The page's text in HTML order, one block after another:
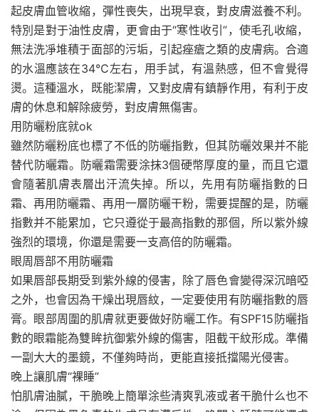
起皮膚血管收縮，彈性喪失，出現早衰，對皮膚滋養不利。
特別是對于油性皮膚，更會由于“寒性收引”，使毛孔收縮，
無法洗凈堆積于面部的污垢，引起痤瘡之類的皮膚病。合適
的水溫應該在34℃左右，用手試，有溫熱感，但不會覺得
燙。這種溫水，既能潔膚，又對皮膚有鎮靜作用，有利于皮
膚的休息和解除疲勞，對皮膚無傷害。
用防曬粉底就ok
雖然防曬粉底也標了不低的防曬指數，但其防曬效果并不能
替代防曬霜。防曬霜需要涂抹3個硬幣厚度的量，而且它還
會隨著肌膚表層出汗流失掉。所以，先用有防曬指數的日
霜、再用防曬霜、再用一層防曬干粉，需要提醒的是，防曬
指數并不能累加，它只遵從于最高指數的那個，所以紫外線
強烈的環境，你還是需要一支高倍的防曬霜。
眼周唇部不用防曬霜
如果唇部長期受到紫外線的侵害，除了唇色會變得深沉暗啞
之外，也會因為干燥出現唇紋，一定要使用有防曬指數的唇
膏。眼部周圍的肌膚就更要做好防曬工作。有SPF15防曬指
數的眼霜能為雙眸抗御紫外線的傷害，阻截干紋形成。準備
一副大大的墨鏡，不僅夠時尚，更能直接抵擋陽光侵害。
晚上讓肌膚“裸睡”
怕肌膚油膩，干脆晚上簡單涂些清爽乳液或者干脆什么也不